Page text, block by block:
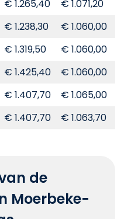
€ 1.265,40 € 1.071,20
€ 1.238,30 € 1.060,00
€ 1.319,50 € 1.060,00
€ 1.425,40 € 1.060,00
€ 1.407,70 € 1.065,00
€ 1.407,70 € 1.063,70
de
Moerbeke-